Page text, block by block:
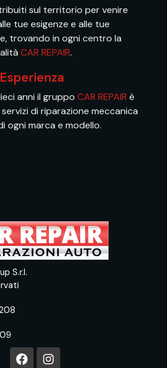
sul territorio per venire
tue esigenze e alle tue
trovando in ogni centro la
CAR REPAIR.
anni il gruppo CAR REPAIR è
di riparazione meccanica
ogni marca e modello.
S.r.l.